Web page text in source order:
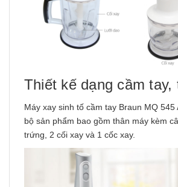
Thiết kế dạng cầm tay,
Máy xay sinh tố cầm tay Braun MQ 545
bộ sản phẩm bao gồm thân máy kèm
trứng, 2 cối xay và 1 cốc xay.